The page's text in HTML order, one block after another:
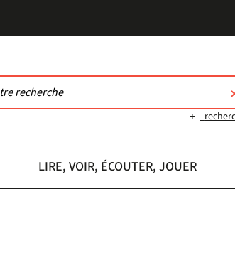
LIRE, VOIR, ÉCOUTER, JOUER